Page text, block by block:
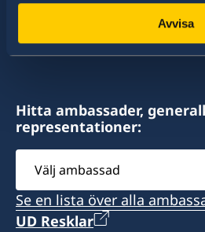
Avvisa
konsulat. Sveriges
av drygt 100
Hitta ambassader,
representationer:
Välj
ambassad
Se en lista över alla
UD Resklar